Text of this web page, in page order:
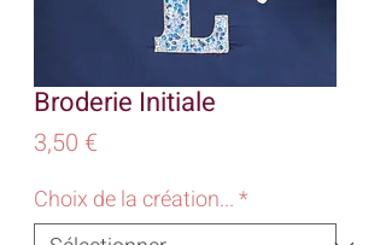
Broderie Initiale
3,50 €
Choix de la création...*